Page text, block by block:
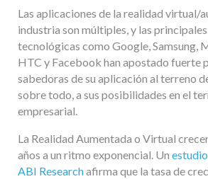
Las aplicaciones de la realidad virtual/
industria son múltiples, y las
tecnológicas como Google, Samsung,
HTC y Facebook han apostado fuerte
sabedoras de su aplicación al terreno
sobre todo, a sus posibilidades en el
empresarial.
La Realidad Aumentada o Virtual
años a un ritmo exponencial. Un
ABI Researchafirma que la tasa de